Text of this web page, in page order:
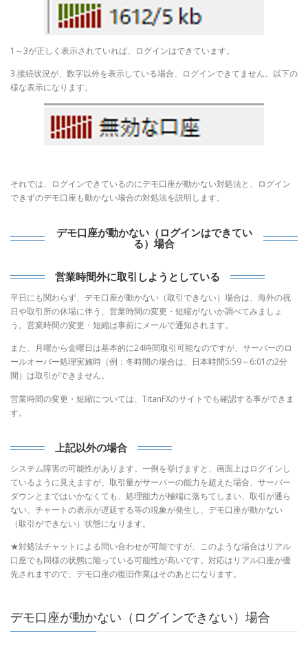
1～3が正しく表示されていれば、ログインはできています。
3.接続状況が、数字以外を表示している場合、ログインできてません。以下の
様な表示になります。
それでは、ログインできているのにデモ口座が動かない対処法と、ログイン
できずのデモ口座も動かない場合の対処法を説明します。
デモ口座が動かない（ログインはできてい
る）場合
営業時間外に取引しようとしている
平日にも関わらず、デモ口座が動かない（取引できない）場合は、海外の祝
日や取引所の休場に伴う、営業時間の変更・短縮がないか調べてみましょ
う。営業時間の変更・短縮は事前にメールで通知されます。
また、月曜から金曜日は基本的に24時間取引可能なのですが、サーバーのロ
ールオーバー処理実施時（例：冬時間の場合は、日本時間5:59～6:01の2分
間）は取引ができません。
営業時間の変更・短縮については、TitanFXのサイトでも確認する事ができま
す。
上記以外の場合
システム障害の可能性があります。一例を挙げますと、画面上はログインし
ているように見えますが、取引量がサーバーの能力を超えた場合、サーバー
ダウンとまではいかなくても、処理能力が極端に落ちてしまい、取引が通ら
ない、チャートの表示が遅延する等の現象が発生し、デモ口座が動かない
（取引ができない）状態になります。
★対処法チャットによる問い合わせが可能ですが、このような場合はリアル
口座でも同様の状態に陥っている可能性が高いです。対応はリアル口座が優
先されますので、デモ口座の復旧作業はそのあとになります。
デモ口座が動かない（ログインできない）場合